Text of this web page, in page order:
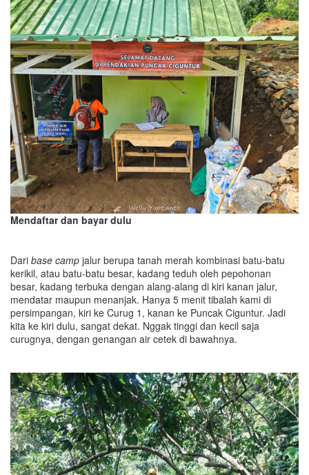
Mendaftar dan bayar dulu
Dari base camp jalur berupa tanah merah kombinasi batu-batu
kerikil, atau batu-batu besar, kadang teduh oleh pepohonan
besar, kadang terbuka dengan alang-alang di kiri kanan jalur,
mendatar maupun menanjak. Hanya 5 menit tibalah kami di
persimpangan, kiri ke Curug 1, kanan ke Puncak Ciguntur. Jadi
kita ke kiri dulu, sangat dekat. Nggak tinggi dan kecil saja
curugnya, dengan genangan air cetek di bawahnya.